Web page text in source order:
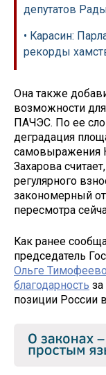
депутатов
• Карасин:
рекорды
Она также
возможности
ПАЧЭС. По ее
деградация
самовыражения
Захарова
регулярного
закономерный
пересмотра
Как ранее
председатель
Ольге
благодарность
позиции России